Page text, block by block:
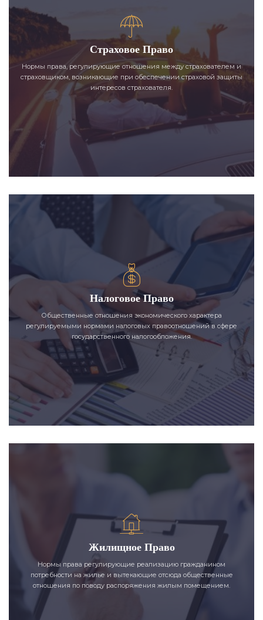
Страховое Право
Нормы права, регулирующие отношения между страхователем и
страховщиком, возникающие при обеспечении страховой защиты
интересов страхователя.
Налоговое Право
Общественные отношения экономического характера
регулируемыми нормами налоговых правоотношений в сфере
государственного налогообложения.
Жилищное Право
Нормы права регулирующие реализацию гражданином
потребности на жилье и вытекающие отсюда общественные
отношения по поводу распоряжения жилым помещением.